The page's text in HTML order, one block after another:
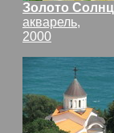
Золото
акварель,
2000